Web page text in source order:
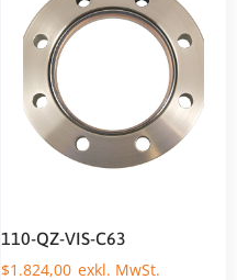
110-QZ-VIS-C63
$1.824,00